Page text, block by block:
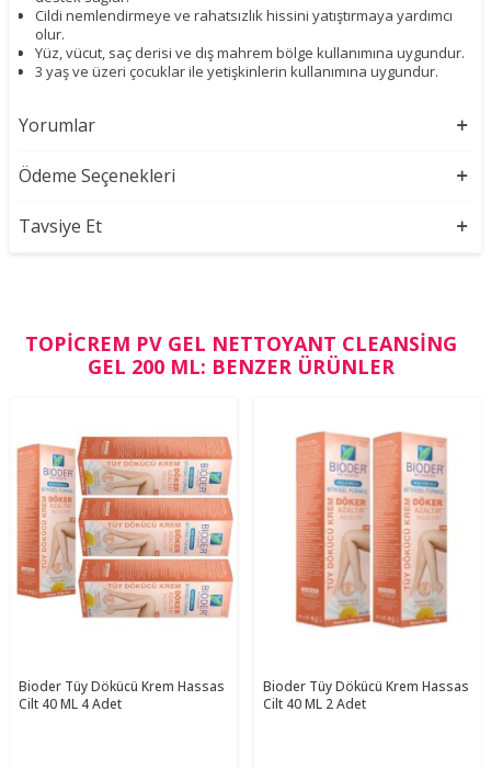
Cildi nemlendirmeye ve rahatsızlık hissini yatıştırmaya yardımcı
olur.
Yüz, vücut, saç derisi ve dış mahrem bölge kullanımına uygundur.
3 yaş ve üzeri çocuklar ile yetişkinlerin kullanımına uygundur.
Yorumlar
Ödeme Seçenekleri
Tavsiye Et
TOPICREM PV GEL NETTOYANT CLEANSING
GEL 200 ML: BENZER ÜRÜNLER
Bioder Tüy Dökücü Krem Hassas
Cilt 40 ML 4 Adet
Bioder Tüy Dökücü Krem Hassas
Cilt 40 ML 2 Adet